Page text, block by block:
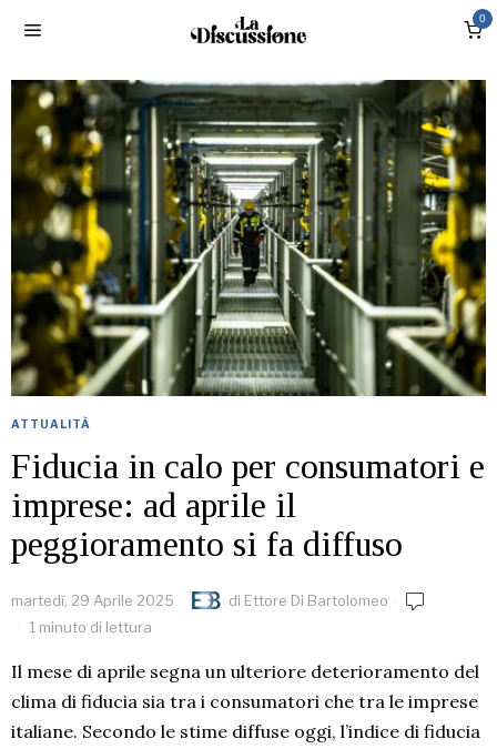
0
ATTUALITÀ
Fiducia in calo per consumatori e
imprese: ad aprile il
peggioramento si fa diffuso
martedì, 29 Aprile 2025 di Ettore Di Bartolomeo
1 minuto di lettura
Il mese di aprile segna un ulteriore deterioramento del
clima di fiducia sia tra i consumatori che tra le imprese
italiane. Secondo le stime diffuse oggi, l’indice di fiducia